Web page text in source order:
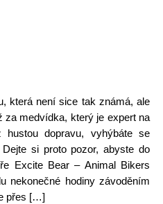
která není sice tak známá, ale
za medvídka, který je expert na
dopravu, vyhýbáte se
si proto pozor, abyste do
Excite Bear – Animal Bikers
nekonečné hodiny závoděním
přes […]